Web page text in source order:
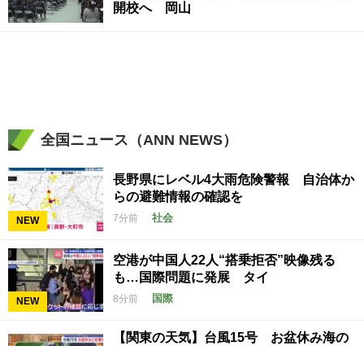
開校へ 岡山
全国ニュース（ANN NEWS）
NEW
長野県にレベル4大雨危険警報 自治体か
らの避難情報の確認を
7分前 社会
NEW
空港が中国人22人“搭乗拒否”映像残る
も…国際問題に発展 タイ
8分前 国際
【関東の天気】台風15号 お盆休み海の